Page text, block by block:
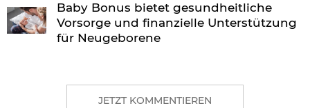
Baby Bonus bietet gesundheitliche
Vorsorge und finanzielle Unterstützung
für Neugeborene
JETZT KOMMENTIEREN